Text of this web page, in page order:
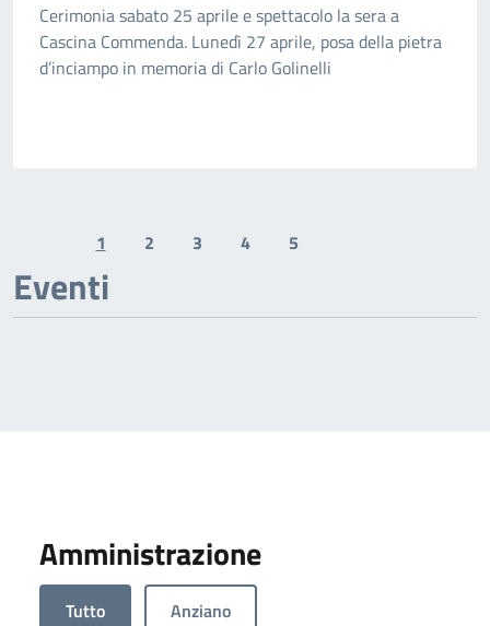
Cerimonia sabato 25 aprile e spettacolo la sera a
Cascina Commenda. Lunedì 27 aprile, posa della pietra
d’inciampo in memoria di Carlo Golinelli
Previous page
1 2 3 4 5
Eventi
Amministrazione
Tutto Anziano